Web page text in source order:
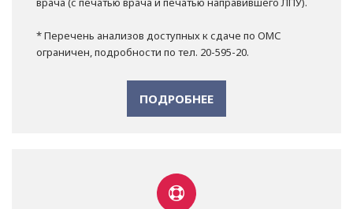
* Перечень анализов доступных к сдаче по ОМС
ограничен, подробности по тел. 20-595-20.
ПОДРОБНЕЕ